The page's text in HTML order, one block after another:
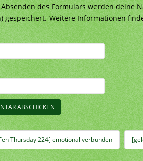
des Formulars werden deine
gespeichert. Weitere Informationen
Thursday 224] emotional verbunden